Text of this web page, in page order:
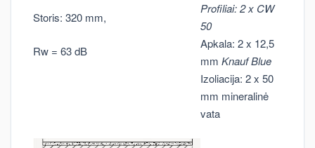
Storis: 320 mm,
Rw = 63 dB
Profiliai: 2 x CW
50
Apkala: 2 x 12,5
mm Knauf Blue
Izoliacija: 2 x 50
mm mineralinė
vata